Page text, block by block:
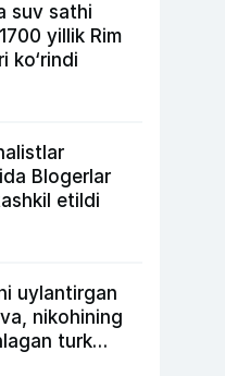
suv sathi
yillik Rim
ko‘rindi
Blogerlar
etildi
uylantirgan
nikohining
turk
qasriga